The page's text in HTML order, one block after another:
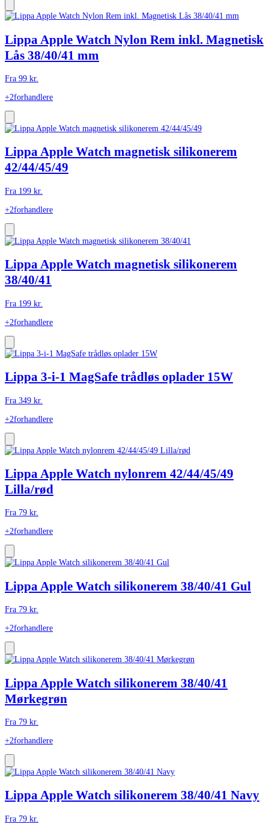
Lippa Apple Watch Nylon Rem inkl. Magnetisk
Lås 38/40/41 mm
Fra 99 kr.
+2forhandlere
Lippa Apple Watch magnetisk silikonerem
42/44/45/49
Fra 199 kr.
+2forhandlere
Lippa Apple Watch magnetisk silikonerem
38/40/41
Fra 199 kr.
+2forhandlere
Lippa 3-i-1 MagSafe trådløs oplader 15W
Fra 349 kr.
+2forhandlere
Lippa Apple Watch nylonrem 42/44/45/49
Lilla/rød
Fra 79 kr.
+2forhandlere
Lippa Apple Watch silikonerem 38/40/41 Gul
Fra 79 kr.
+2forhandlere
Lippa Apple Watch silikonerem 38/40/41
Mørkegrøn
Fra 79 kr.
+2forhandlere
Lippa Apple Watch silikonerem 38/40/41 Navy
Fra 79 kr.